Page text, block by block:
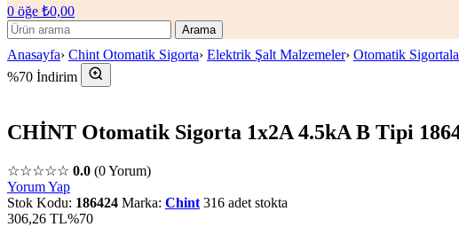
0 öğe ₺0,00
Arama
Anasayfa› Chint Otomatik Sigorta› Elektrik Şalt Malzemeler› Otomatik
%70 İndirim
CHİNT Otomatik Sigorta 1x2A 4.5kA B Tipi
☆☆☆☆☆ 0.0 (0 Yorum)
Yorum Yap
Stok Kodu: 186424 Marka: Chint 316 adet stokta
306,26 TL%70